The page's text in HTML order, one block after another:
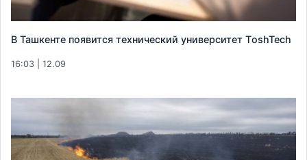
В Ташкенте появится технический университет TоshTech
16:03 | 12.09